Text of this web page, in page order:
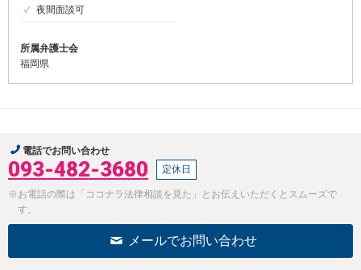
夜間面談可
所属弁護士会
福岡県
電話でお問い合わせ
093-482-3680 定休日
※お電話の際は「ココナラ法律相談を見た」とお伝えいただくとスムーズで
す。
メールでお問い合わせ